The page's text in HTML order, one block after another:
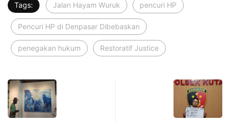
Tags: Jalan Hayam Wuruk pencuri HP
Pencuri HP di Denpasar Dibebaskan
penegakan hukum Restoratif Justice